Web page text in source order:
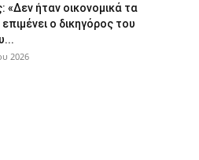
«Δεν ήταν οικονομικά τα
επιμένει ο δικηγόρος του
2026